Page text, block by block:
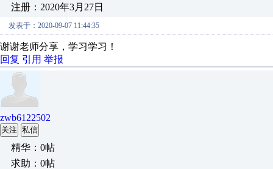
注册：2020年3月27日
发表于：2020-09-07 11:44:35
谢谢老师分享，学习学习！
回复 引用 举报
zwb6122502
关注 私信
精华：0帖
求助：0帖